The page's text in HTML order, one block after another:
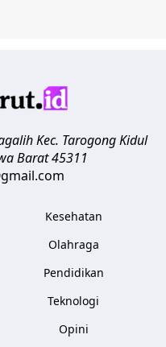
Kec. Tarogong Kidul
Barat45311
Kesehatan
Olahraga
Pendidikan
Teknologi
Opini